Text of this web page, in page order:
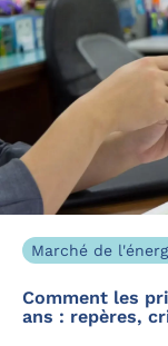
Marché de
Comment les
ans : repères,